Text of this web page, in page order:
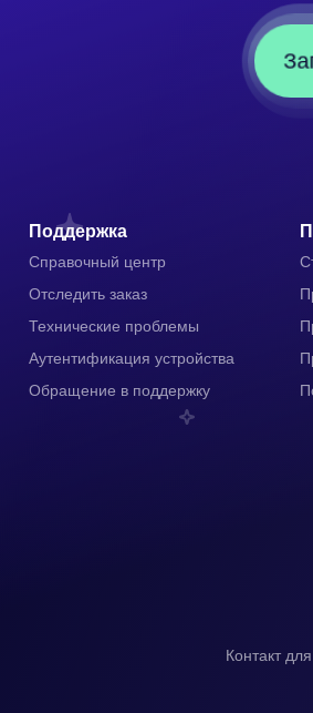
Поддержка
Справочный центр
Отследить заказ
Технические проблемы
Аутентификация устройства
Обращение в поддержку
Контакт